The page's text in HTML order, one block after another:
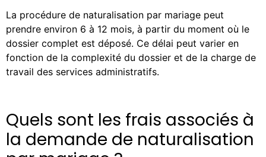
La procédure de naturalisation par mariage peut
prendre environ 6 à 12 mois, à partir du moment où le
dossier complet est déposé. Ce délai peut varier en
fonction de la complexité du dossier et de la charge de
travail des services administratifs.
Quels sont les frais associés à
la demande de naturalisation